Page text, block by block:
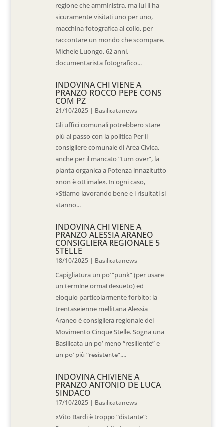
regione che amministra, ma lui li ha
sicuramente visitati uno per uno,
macchina fotografica al collo, per
raccontare un mondo che scompare.
Michele Luongo, 62 anni,
documentarista fotografico...
INDOVINA CHI VIENE A
PRANZO ROCCO PEPE CONS
COM PZ
21/10/2025 | Basilicatanews
Gli uffici comunali potrebbero stare
più al passo con la politica Per il
consigliere comunale di Area Civica,
anche per il mancato “turn over”, la
pianta organica a Potenza innazitutto
«non è ottimale». In ogni caso,
«Stiamo lavorando bene e i risultati si
stanno...
INDOVINA CHI VIENE A
PRANZO ALESSIA ARANEO
CONSIGLIERA REGIONALE 5
STELLE
18/10/2025 | Basilicatanews
Capigliatura un po’ “punk” (per usare
un termine ormai desueto) ed
eloquio particolarmente forbito: la
trentaseienne melfitana Alessia
Araneo è consigliera regionale del
Movimento Cinque Stelle. Sogna una
Basilicata un po’ meno “resiliente” e
un po’ più “resistente”....
INDOVINA CHIVIENE A
PRANZO ANTONIO DE LUCA
SINDACO
17/10/2025 | Basilicatanews
«Vito Bardi è troppo “distante”: